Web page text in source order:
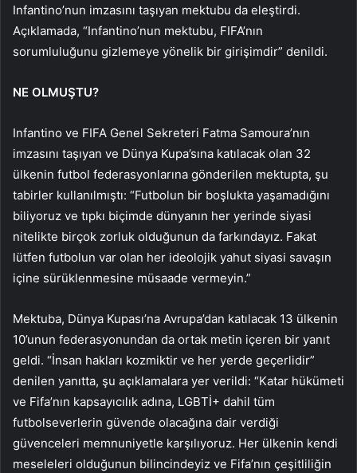
Infantino’nun imzasını taşıyan mektubu da eleştirdi.
Açıklamada, “Infantino’nun mektubu, FIFA’nın
sorumluluğunu gizlemeye yönelik bir girişimdir” denildi.
NE OLMUŞTU?
Infantino ve FIFA Genel Sekreteri Fatma Samoura’nın
imzasını taşıyan ve Dünya Kupa’sına katılacak olan 32
ülkenin futbol federasyonlarına gönderilen mektupta, şu
tabirler kullanılmıştı: “Futbolun bir boşlukta yaşamadığını
biliyoruz ve tıpkı biçimde dünyanın her yerinde siyasi
nitelikte birçok zorluk olduğunun da farkındayız. Fakat
lütfen futbolun var olan her ideolojik yahut siyasi savaşın
içine sürüklenmesine müsaade vermeyin.”
Mektuba, Dünya Kupası’na Avrupa’dan katılacak 13 ülkenin
10’unun federasyonundan da ortak metin içeren bir yanıt
geldi. “İnsan hakları kozmiktir ve her yerde geçerlidir”
denilen yanıtta, şu açıklamalara yer verildi: “Katar hükümeti
ve Fifa’nın kapsayıcılık adına, LGBTİ+ dahil tüm
futbolseverlerin güvende olacağına dair verdiği
güvenceleri memnuniyetle karşılıyoruz. Her ülkenin kendi
meseleleri olduğunun bilincindeyiz ve Fifa’nın çeşitliliğin